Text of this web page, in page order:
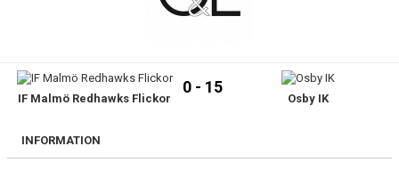
DOKUMENT
OSBY 50 ÅR URKLIPP
IF Malmö Redhawks Flickor
0 - 15
Osby IK
INFORMATION